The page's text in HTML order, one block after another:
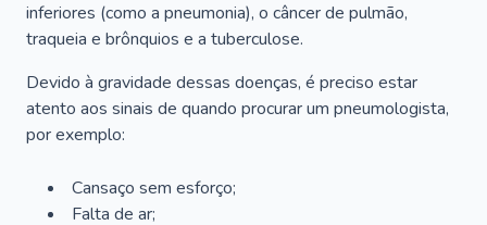
inferiores (como a pneumonia), o câncer de pulmão,
traqueia e brônquios e a tuberculose.
Devido à gravidade dessas doenças, é preciso estar
atento aos sinais de quando procurar um pneumologista,
por exemplo:
Cansaço sem esforço;
Falta de ar;